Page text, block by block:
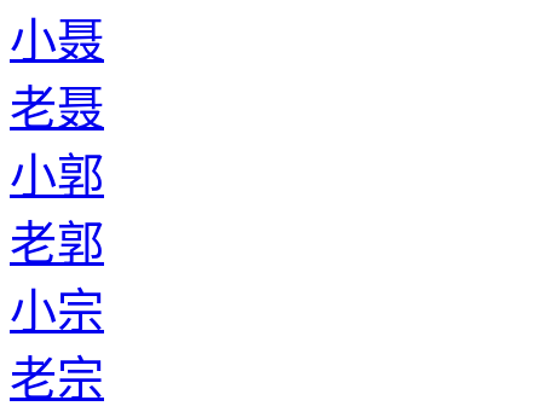
小聂
老聂
小郭
老郭
小宗
老宗